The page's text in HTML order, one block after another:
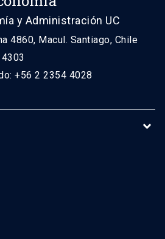
y Administración UC
4860, Macul. Santiago, Chile
+56 2 2354 4028